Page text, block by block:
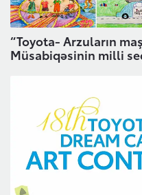
Xəbərlər, Hekayələr
Bizimlə əlaqə
“Toyota- Arzuların
Müsabiqəsinin milli